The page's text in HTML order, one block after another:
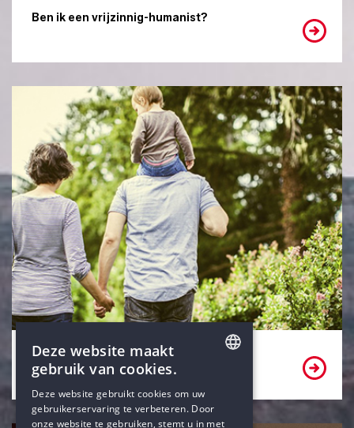
Ben ik een vrijzinnig-humanist?
Word lid of vrijwilliger
DUTCH
Deze website maakt
gebruik van cookies.
Deze website gebruikt cookies om uw
gebruikerservaring te verbeteren. Door
onze website te gebruiken, stemt u in met